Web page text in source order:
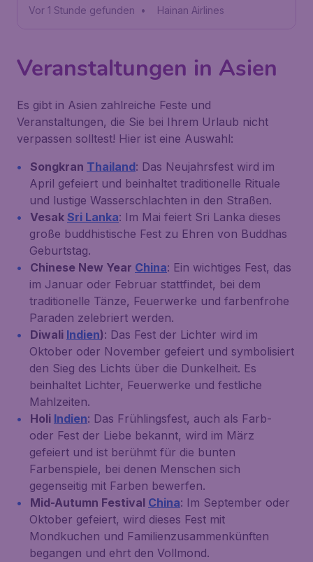
Vor 1 Stunde gefunden
• Hainan Airlines
Veranstaltungen in Asien
Es gibt in Asien zahlreiche Feste und
Veranstaltungen, die Sie bei Ihrem Urlaub nicht
verpassen solltest! Hier ist eine Auswahl:
Songkran Thailand: Das Neujahrsfest wird im
April gefeiert und beinhaltet traditionelle Rituale
und lustige Wasserschlachten in den Straßen.
Vesak Sri Lanka: Im Mai feiert Sri Lanka dieses
große buddhistische Fest zu Ehren von Buddhas
Geburtstag.
Chinese New Year China: Ein wichtiges Fest, das
im Januar oder Februar stattfindet, bei dem
traditionelle Tänze, Feuerwerke und farbenfrohe
Paraden zelebriert werden.
Diwali Indien): Das Fest der Lichter wird im
Oktober oder November gefeiert und symbolisiert
den Sieg des Lichts über die Dunkelheit. Es
beinhaltet Lichter, Feuerwerke und festliche
Mahlzeiten.
Holi Indien: Das Frühlingsfest, auch als Farb-
oder Fest der Liebe bekannt, wird im März
gefeiert und ist berühmt für die bunten
Farbenspiele, bei denen Menschen sich
gegenseitig mit Farben bewerfen.
Mid-Autumn Festival China: Im September oder
Oktober gefeiert, wird dieses Fest mit
Mondkuchen und Familienzusammenkünften
begangen und ehrt den Vollmond.